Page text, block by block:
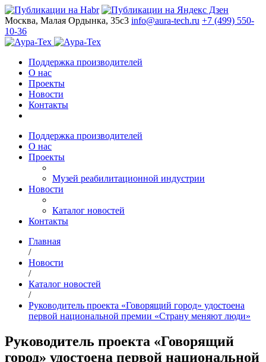
Москва, Малая Ордынка, 35с3 info@aura-tech.ru +7 (499) 550-
10-36
Поддержка производителей
О нас
Проекты
Новости
Контакты
Поддержка производителей
О нас
Проекты
Музей реабилитационной индустрии
Новости
Каталог новостей
Контакты
Главная
/
Новости
/
Каталог новостей
/
Руководитель проекта «Говорящий город» удостоена
первой национальной премии «Страну меняют люди»
Руководитель проекта «Говорящий
город» удостоена первой национальной